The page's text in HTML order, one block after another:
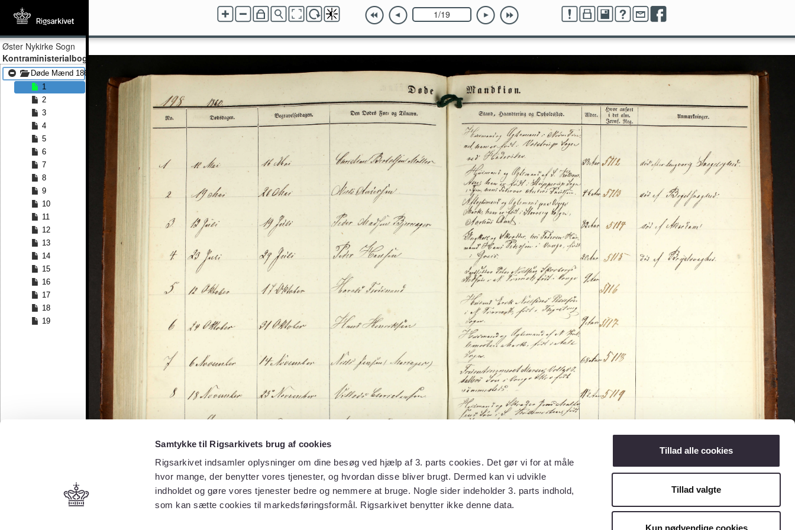
Samtykke til Rigsarkivets brug af cookies
Rigsarkivet indsamler oplysninger om dine besøg ved hjælp af 3. parts cookies. Det gør vi for at måle
hvor mange, der benytter vores tjenester, og hvordan disse bliver brugt. Dermed kan vi udvikle
indholdet og gøre vores tjenester bedre og nemmere at bruge. Nogle sider indeholder 3. parts indhold,
som kan sætte cookies til markedsføringsformål. Rigsarkivet benytter ikke denne data.
Tillad alle cookies
Tillad valgte
Kun nødvendige cookies
Øster Nykirke Sogn
Kontraministerialbog
Døde Mænd 1860 - Døde Mænd 1875
1
2
3
4
5
6
7
8
9
10
11
12
13
14
15
16
17
18
19